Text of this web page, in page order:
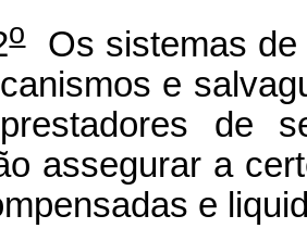
oOs sistemas de
e
de
assegurar a
e